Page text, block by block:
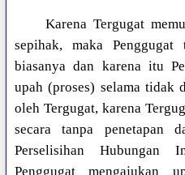
Karena Tergugat
sepihak, maka
biasanya dan karena itu
upah (proses) selama tidak
oleh Tergugat, karena
secara tanpa penetapan
Perselisihan
Penggugat mengajukan